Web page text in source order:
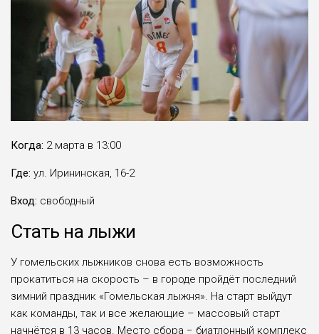
Когда: 2 марта в 13:00
Где: ул. Ирининская, 16-2
Вход: свободный
Стать на лыжи
У гомельских лыжников снова есть возможность
прокатиться на скорость – в городе пройдёт последний
зимний праздник «Гомельская лыжня». На старт выйдут
как команды, так и все желающие – массовый старт
начнётся в 13 часов. Место сбора − биатлонный комплекс